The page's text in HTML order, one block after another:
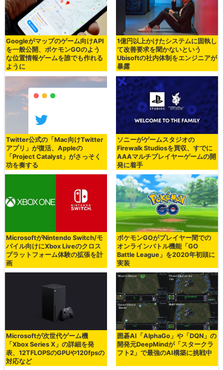
Googleがマップのゲーム向けAPI
を一般公開、ポケモンGOのよう
な位置情報ゲームを誰でも作れる
ように
1億円以上かけたシステムに固執し
て改善要求を聞かないという
Ubisoftの社内体制をエンジニアが
暴露
Twitter公式の「Mac向けTwitter
アプリ」が復活、Appleの
「Project Catalyst」がさっそく
功を奏する
ソニーがゲームスタジオの
Firewalk Studiosを買収、すでに
AAAマルチプレイヤーゲームの開
発に着手
MicrosoftがNintendo Switch/モ
バイル向けにXbox Liveのクロス
プラットフォーム体験の拡張を計
画
ポケモンGOがプレイヤー間での
オンラインバトル機能「GO
Battle League」を2020年初頭に
実装
Microsoftが次世代ゲーム機
「Xbox Series X」の詳細を発
表、12TFLOPSのGPUや120fpsの
対応など
囲碁AI「AlphaGo」や「DQN」の
開発元DeepMindが「スタークラ
フト2」で最強のAI構築に挑戦中